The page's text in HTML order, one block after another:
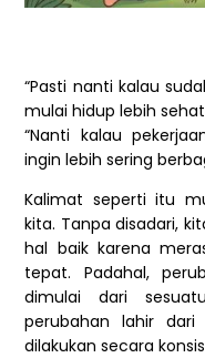
“Pasti nanti kalau
mulai hidup lebih
“Nanti kalau
ingin lebih sering
Kalimat seperti itu
kita. Tanpa disadari,
hal baik karena
tepat. Padahal,
dimulai dari
perubahan lahir dari
dilakukan secara